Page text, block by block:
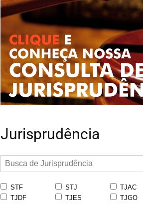
Jurisprudência
STF STJ TJAC
TJDF
TJES TJGO